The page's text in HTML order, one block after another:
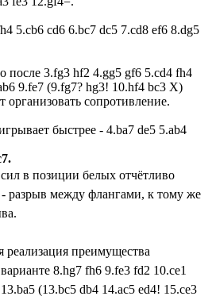
5.cb6 cd6 6.bc7 dc5 7.cd8 ef6 8.dg5
после 3.fg3 hf2 4.gg5 gf6 5.cd4 fh4
9.fe7 (9.fg7? hg3! 10.hf4 bc3 X)
организовать сопротивление.
быстрее - 4.ba7 de5 5.ab4
в позиции белых отчётливо
- разрыв между флангами, к тому же
реализация преимущества
8.hg7 fh6 9.fe3 fd2 10.ce1
(13.bc5 db4 14.ac5 ed4! 15.ce3